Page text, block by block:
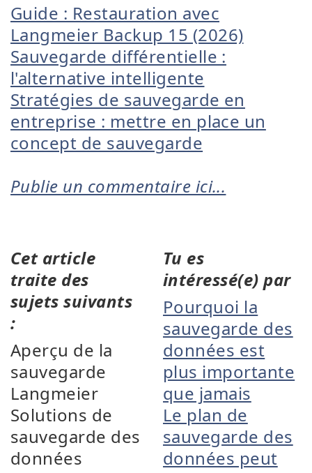
Guide : Restauration avec
Langmeier Backup 15 (2026)
Sauvegarde différentielle :
l'alternative intelligente
Stratégies de sauvegarde en
entreprise : mettre en place un
concept de sauvegarde
Publie un commentaire ici...
Cet article
traite des
sujets suivants
:
Aperçu de la
sauvegarde
Langmeier
Solutions de
sauvegarde des
données
Tu es
intéressé(e) par
Pourquoi la
sauvegarde des
données est
plus importante
que jamais
Le plan de
sauvegarde des
données peut